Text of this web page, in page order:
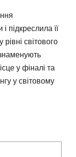
підкреслила її
світового
у фіналі та
у світовому